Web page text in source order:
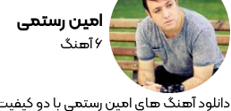
امین رستمی
6 آهنگ